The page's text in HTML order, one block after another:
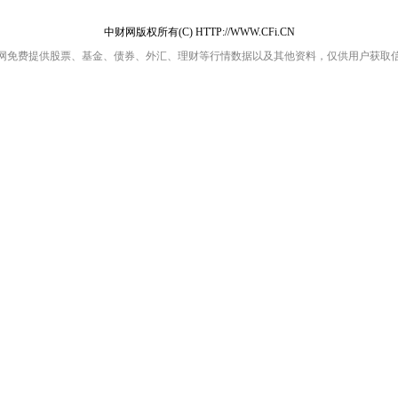
中财网版权所有(C) HTTP://WWW.CFi.CN
免费提供股票、基金、债券、外汇、理财等行情数据以及其他资料，仅供用户获取